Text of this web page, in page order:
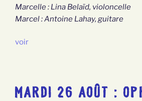
Marcelle : Lina Belaïd, violoncelle
Marcel : Antoine Lahay, guitare
voir
MARDI 26 AOÛT :